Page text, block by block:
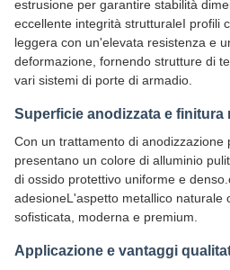
estrusione per garantire stabilità
eccellente integrità strutturaleI profili
leggera con un'elevata resistenza e
deformazione, fornendo strutture di
vari sistemi di porte di armadio.
Superficie anodizzata e finitura
Con un trattamento di anodizzazione
presentano un colore di alluminio
di ossido protettivo uniforme e
adesioneL'aspetto metallico naturale
sofisticata, moderna e premium.
Applicazione e vantaggi